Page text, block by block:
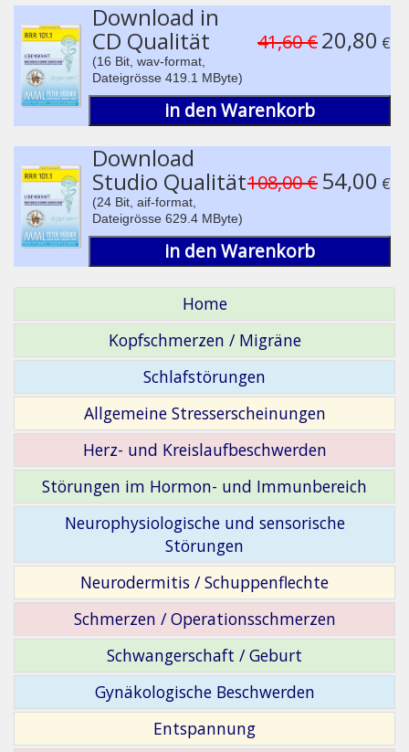
Download in
CD Qualität
(16 Bit, wav-format,
Dateigrösse 419.1 MByte)
41,60 €20,80 €
in den Warenkorb
Download
Studio Qualität
(24 Bit, aif-format,
Dateigrösse 629.4 MByte)
108,00 € 54,00 €
in den Warenkorb
Home
Kopfschmerzen / Migräne
Schlafstörungen
Allgemeine Stresserscheinungen
Herz- und Kreislaufbeschwerden
Störungen im Hormon- und Immunbereich
Neurophysiologische und sensorische
Störungen
Neurodermitis / Schuppenflechte
Schmerzen / Operationsschmerzen
Schwangerschaft / Geburt
Gynäkologische Beschwerden
Entspannung